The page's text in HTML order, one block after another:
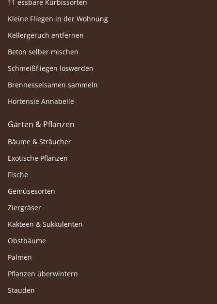
11 essbare Kürbissorten
Kleine Fliegen in der Wohnung
Kellergeruch entfernen
Beton selber mischen
Schmeißfliegen loswerden
Brennesselsamen sammeln
Hortensie Annabelle
Garten & Pflanzen
Bäume & Sträucher
Exotische Pflanzen
Fische
Gemüsesorten
Ziergräser
Kakteen & Sukkulenten
Obstbäume
Palmen
Pflanzen überwintern
Stauden